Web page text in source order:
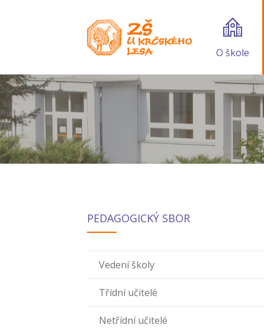
O škole
PEDAGOGICKÝ SBOR
Vedení školy
Třídní učitelé
Netřídní učitelé